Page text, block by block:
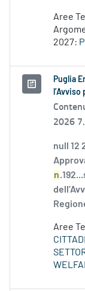
Aree
2027:
Puglia
2026
null 12
n
Aree